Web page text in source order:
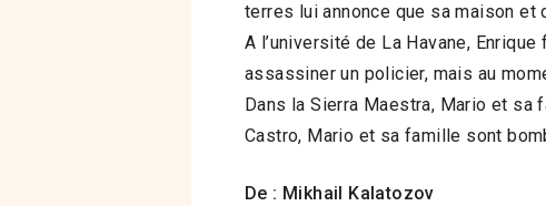
terres lui annonce que sa maison
A l’université de La Havane,
assassiner un policier, mais au
Dans la Sierra Maestra, Mario et
Castro, Mario et sa famille sont
De : Mikhail Kalatozov